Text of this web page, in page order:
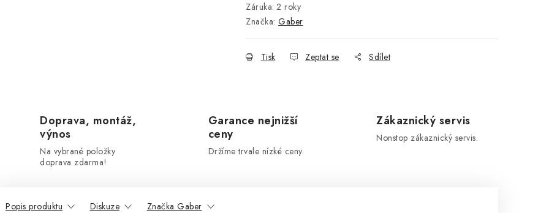
Záruka: 2 roky
Značka: Gaber
Tisk Zeptat se Sdílet
Doprava, montáž,
výnos
Na vybrané položky
doprava zdarma!
Garance nejnižší
ceny
Držíme trvale nízké ceny.
Zákaznický servis
Nonstop zákaznický servis.
Popis produktu Diskuze Značka Gaber